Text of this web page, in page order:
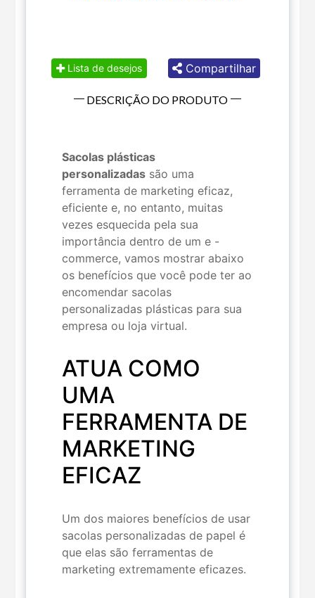
Lista de desejos Compartilhar
DESCRIÇÃO DO PRODUTO
Sacolas plásticas
personalizadas são uma
ferramenta de marketing eficaz,
eficiente e, no entanto, muitas
vezes esquecida pela sua
importância dentro de um e -
commerce, vamos mostrar abaixo
os benefícios que você pode ter ao
encomendar sacolas
personalizadas plásticas para sua
empresa ou loja virtual.
ATUA COMO
UMA
FERRAMENTA DE
MARKETING
EFICAZ
Um dos maiores benefícios de usar
sacolas personalizadas de papel é
que elas são ferramentas de
marketing extremamente eficazes.